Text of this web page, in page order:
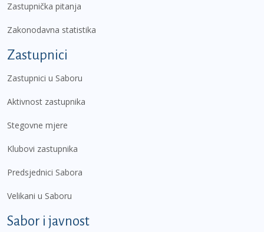
Zastupnička pitanja
Zakonodavna statistika
Zastupnici
Zastupnici u Saboru
Aktivnost zastupnika
Stegovne mjere
Klubovi zastupnika
Predsjednici Sabora
Velikani u Saboru
Sabor i javnost